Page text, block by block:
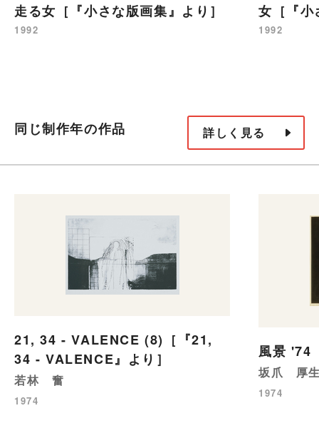
走る女［『小さな版画集』より］
1992
女［『小
1992
同じ制作年の作品 詳しく見る
21, 34 - VALENCE (8)［『21,
34 - VALENCE』より］
若林 奮
1974
風景
坂爪 厚
1974